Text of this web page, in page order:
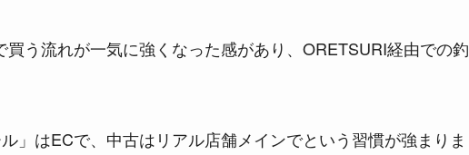
う流れが一気に強くなった感があり、ORETSURI経由での釣
」はECで、中古はリアル店舗メインでという習慣が強まりま